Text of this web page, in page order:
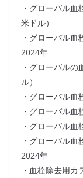
・グローバル
米ドル）
・グローバル血
2024年
・グローバル
ル）
・グローバル
・グローバル
・グローバル
・グローバル血
2024年
・血栓除去用